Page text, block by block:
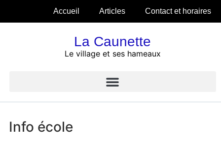
Accueil Articles Contact et horaires
La Caunette
Le village et ses hameaux
Info école